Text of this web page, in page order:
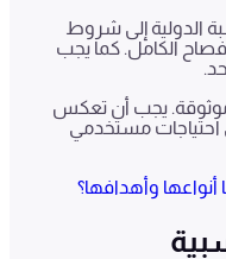
الدولية إلى شروط
الكامل. كما يجب
يجب أن تعكس
احتياجات مستخدمي
وأهدافها؟